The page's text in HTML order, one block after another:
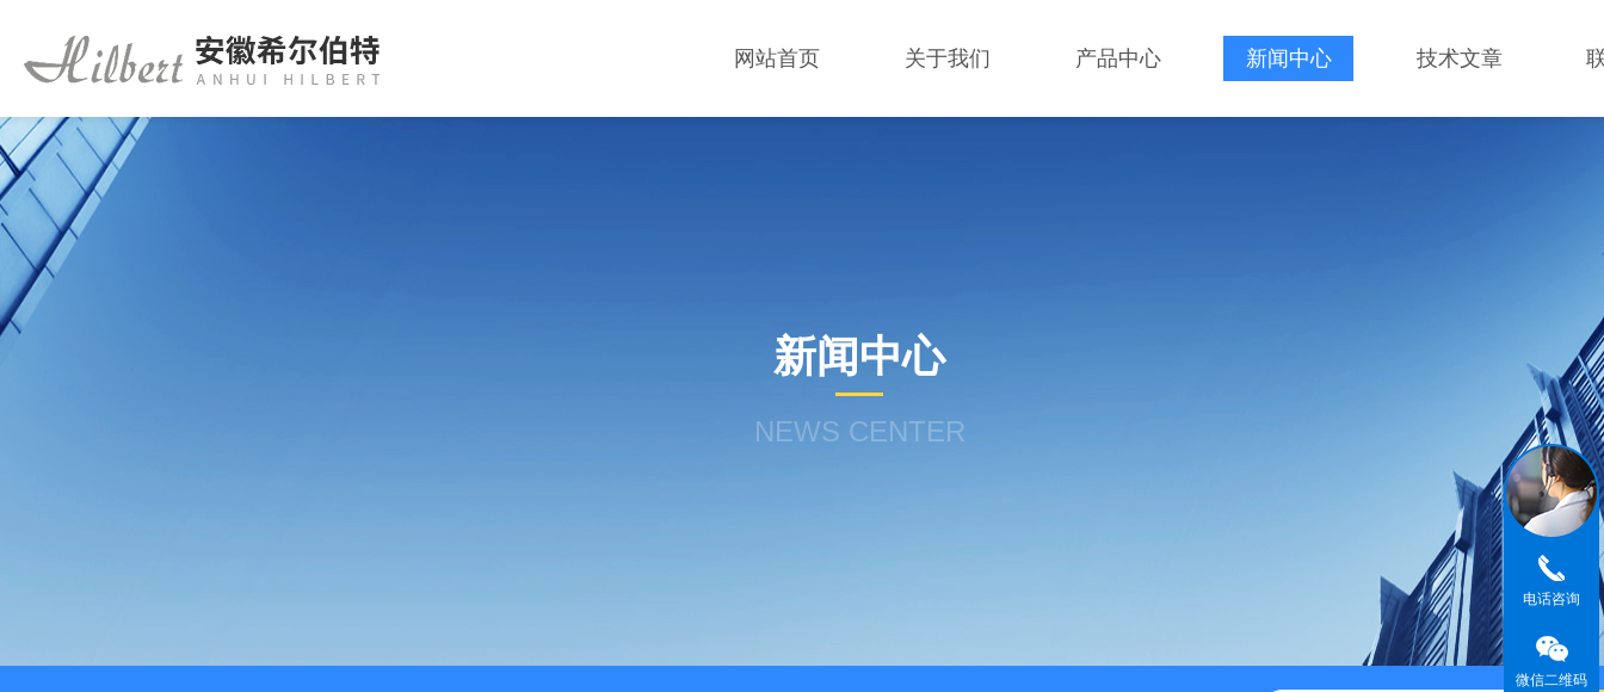
网站首页 关于我们 产品中心 新闻中心 技术文章
新闻中心
NEWS CENTER
电话咨询
微信二维码